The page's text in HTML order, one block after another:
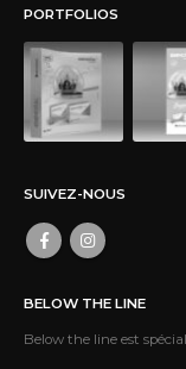
PORTFOLIOS
SUIVEZ-NOUS
BELOW THE LINE
Below the line est